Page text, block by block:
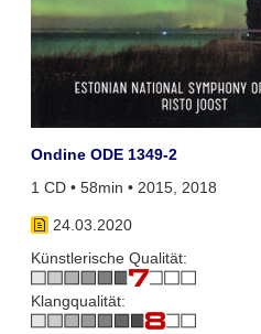
Ondine ODE 1349-2
1 CD • 58min • 2015, 2018
24.03.2020
Künstlerische Qualität:
Klangqualität: